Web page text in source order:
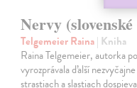
Nervy
Telgemeier Raina| Kniha
Raina Telgemeier, autorka
vyrozprávala ďalší
strastiach a slastiach